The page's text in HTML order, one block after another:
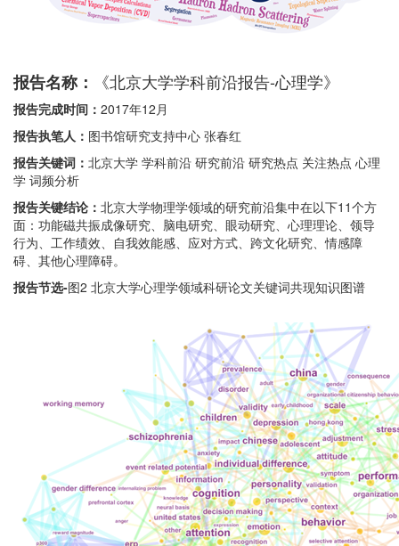
报告名称： 《北京大学学科前沿报告-心理学》
报告完成时间： 2017年12月
报告执笔人： 图书馆研究支持中心 张春红
报告关键词： 北京大学 学科前沿 研究前沿 研究热点 关注热点 心理
学 词频分析
报告关键结论： 北京大学物理学领域的研究前沿集中在以下11个方
面：功能磁共振成像研究、脑电研究、眼动研究、心理理论、领导
行为、工作绩效、自我效能感、应对方式、跨文化研究、情感障
碍、其他心理障碍。
报告节选-图2 北京大学心理学领域科研论文关键词共现知识图谱